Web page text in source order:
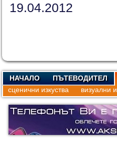
19.04.2012
НАЧАЛО ПЪТЕВОДИТЕЛ
сценични изкуства
визуални